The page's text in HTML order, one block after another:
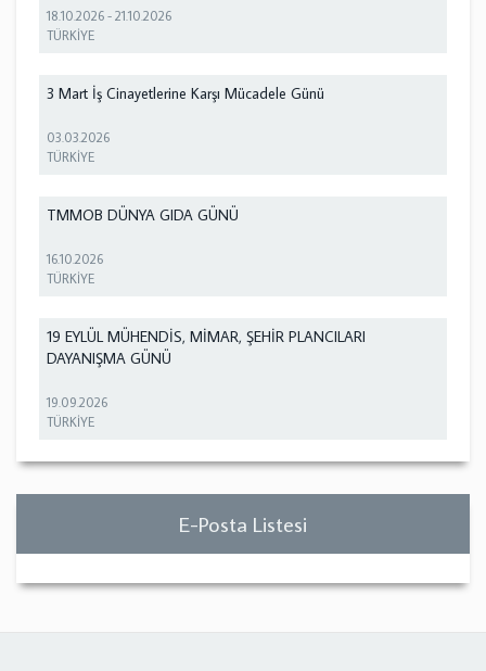
18.10.2026 -21.10.2026
TÜRKİYE
3 Mart İş Cinayetlerine Karşı Mücadele Günü
03.03.2026
TÜRKİYE
TMMOB DÜNYA GIDA GÜNÜ
16.10.2026
TÜRKİYE
19 EYLÜL MÜHENDİS, MİMAR, ŞEHİR PLANCILARI
DAYANIŞMA GÜNÜ
19.09.2026
TÜRKİYE
E-Posta Listesi